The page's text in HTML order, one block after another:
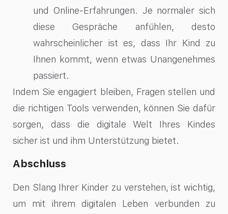
und Online-Erfahrungen. Je normaler sich
diese Gespräche anfühlen, desto
wahrscheinlicher ist es, dass Ihr Kind zu
Ihnen kommt, wenn etwas Unangenehmes
passiert.
Indem Sie engagiert bleiben, Fragen stellen und
die richtigen Tools verwenden, können Sie dafür
sorgen, dass die digitale Welt Ihres Kindes
sicher ist und ihm Unterstützung bietet.
Abschluss
Den Slang Ihrer Kinder zu verstehen, ist wichtig,
um mit ihrem digitalen Leben verbunden zu